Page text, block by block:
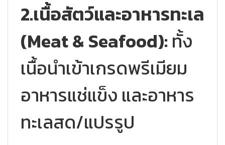
2.เนื้อสัตว์และอาหารทะเล
(Meat & Seafood): ทั้ง
เนื้อนำเข้าเกรดพรีเมียม
อาหารแช่แข็ง และอาหาร
ทะเลสด/แปรรูป